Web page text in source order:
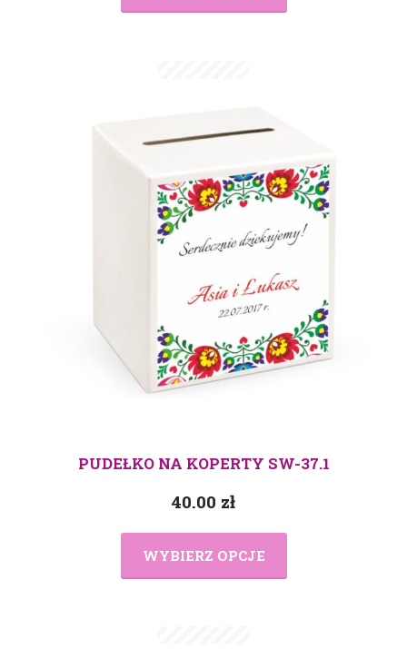
PUDEŁKO NA KOPERTY SW-37.1
40.00 zł
WYBIERZ OPCJE